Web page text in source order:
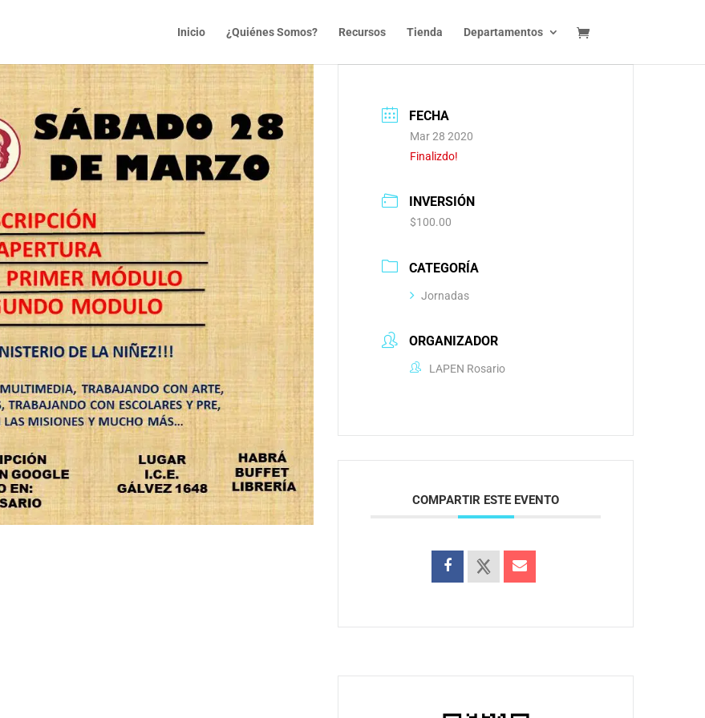
Inicio ¿Quiénes Somos? Recursos Tienda Departamentos
FECHA
Mar 28 2020
Finalizdo!
INVERSIÓN
$100.00
CATEGORÍA
Jornadas
ORGANIZADOR
LAPEN Rosario
COMPARTIR ESTE EVENTO